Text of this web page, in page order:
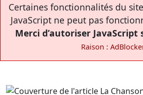
Certaines fonctionnalités du
JavaScript ne peut pas
Merci d’autoriser JavaScript
Raison :